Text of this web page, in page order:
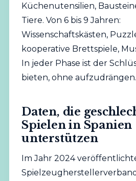
Küchenutensilien,
Tiere. Von 6 bis 9 Jahren:
Wissenschaftskästen,
kooperative Brettspiele,
In jeder Phase ist der
bieten, ohne aufzudrängen.
Daten, die
Spielen in Spanien
unterstützen
Im Jahr 2024